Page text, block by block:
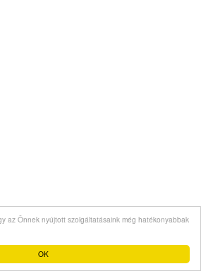
OK
az Önnek nyújtott szolgáltatásaink még hatékonyabbak